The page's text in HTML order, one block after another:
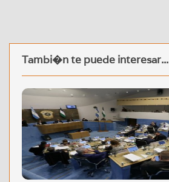
Tambi�n te puede interesar...